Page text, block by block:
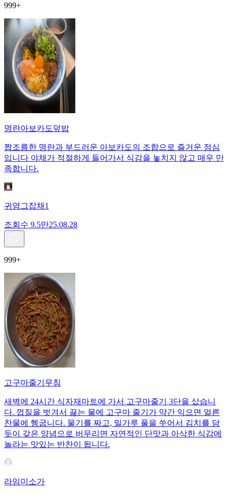
999+
명란아보카도덮밥
짭조름한 명란과 부드러운 아보카도의 조합으로 즐거운 점심
입니다 야채가 적절하게 들어가서 식감을 놓치지 않고 매우 만
족합니다.
귀염그잡채1
조회수 9.5만25.08.28
999+
고구마줄기무침
새벽에 24시간 식자재마트에 가서 고구마줄기 3단을 샀습니
다. 껍질을 벗겨서 끓는 물에 고구마 줄기가 약간 익으면 얼른
찬물에 헹굽니다. 물기를 짜고, 밀가루 풀을 쑤어서 김치를 담
듯이 갖은 양념으로 버무리면 자연적인 단맛과 아삭한 식감에
놀라는 맛있는 반찬이 됩니다.
라임미소가